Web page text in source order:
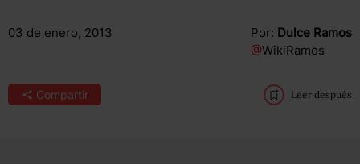
03 de enero, 2013 Por: Dulce Ramos
@WikiRamos
Compartir Leer después